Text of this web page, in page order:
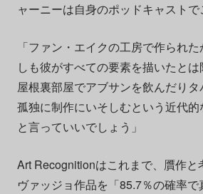
ャーニーは自身のポッドキャストで
「ファン・エイクの工房で作られ
しも彼がすべての要素を描いたと
屋根裏部屋でアブサンを飲んだりタ
孤独に制作にいそしむという近代
と言っていいでしょう」
Art Recognitionはこれまで、贋作と
ヴァッジョ作品を「85.7％の確率で